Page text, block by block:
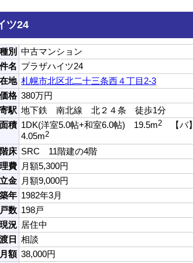
ツ24
別 中古マンション
名 プラザハイツ24
地 札幌市北区北二十三条西４丁目2-3
価格 380万円
駅 地下鉄 南北線 北２４条 徒歩1分
積 1DK(洋室5.0帖+和室6.0帖) 19.5m2
【バ】
4.05m2
床 SRC 11階建の4階
費 月額5,300円
金 月額9,000円
築年 1982年3月
数 198戸
現況 居住中
日 相談
額 38,000円